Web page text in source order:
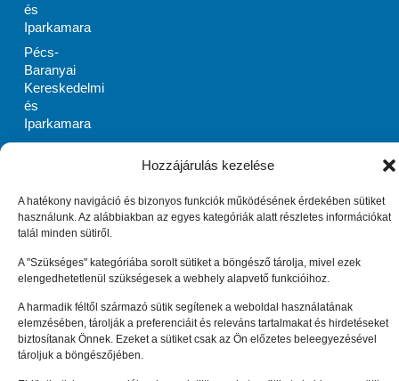
Hozzájárulás kezelése
A hatékony navigáció és bizonyos funkciók működésének érdekében sütiket
használunk. Az alábbiakban az egyes kategóriák alatt részletes információkat
talál minden sütiről.
A "Szükséges" kategóriába sorolt sütiket a böngésző tárolja, mivel ezek
elengedhetetlenül szükségesek a webhely alapvető funkcióihoz.
A harmadik féltől származó sütik segítenek a weboldal használatának
elemzésében, tárolják a preferenciáit és releváns tartalmakat és hirdetéseket
biztosítanak Önnek. Ezeket a sütiket csak az Ön előzetes beleegyezésével
tároljuk a böngészőjében.
és
Iparkamara
Pécs-
Baranyai
Kereskedelmi
és
Iparkamara
Megyei
Vállalkozásélénkítő
Alapítvány
Zala Megyei
Vállalkozásfejlesztési
Impresszum Adatkezelési tájékoztató (EU)
Cookie tájékoztató (EU)
© Enterprise Europe Network Hungary 2010 –